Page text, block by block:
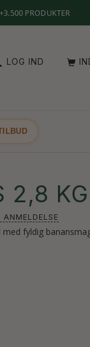
+3.500 PRODUKTER
LOG IND
2,8 KG
ANMELDELSE
fyldig